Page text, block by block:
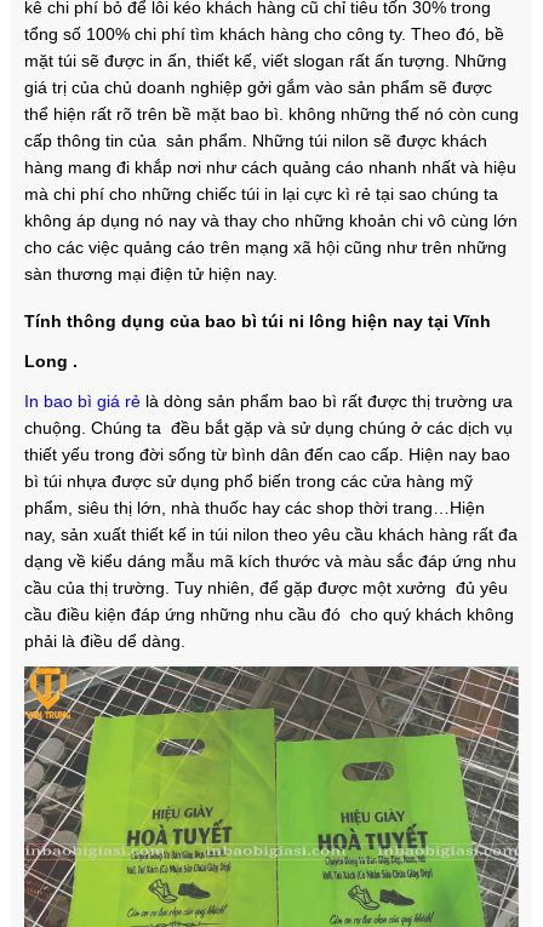
kê chi phí bỏ để lôi kéo khách hàng cũ chỉ tiêu tốn 30% trong
tổng số 100% chi phí tìm khách hàng cho công ty. Theo đó, bề
mặt túi sẽ được in ấn, thiết kế, viết slogan rất ấn tượng. Những
giá trị của chủ doanh nghiệp gởi gắm vào sản phẩm sẽ được
thể hiện rất rõ trên bề mặt bao bì. không những thế nó còn cung
cấp thông tin của sản phẩm. Những túi nilon sẽ được khách
hàng mang đi khắp nơi như cách quảng cáo nhanh nhất và hiệu
mà chi phí cho những chiếc túi in lại cực kì rẻ tại sao chúng ta
không áp dụng nó nay và thay cho những khoản chi vô cùng lớn
cho các việc quảng cáo trên mạng xã hội cũng như trên những
sàn thương mại điện tử hiện nay.
Tính thông dụng của bao bì túi ni lông hiện nay tại Vĩnh
Long .
In bao bì giá rẻ là dòng sản phẩm bao bì rất được thị trường ưa
chuộng. Chúng ta đều bắt gặp và sử dụng chúng ở các dịch vụ
thiết yếu trong đời sống từ bình dân đến cao cấp. Hiện nay bao
bì túi nhựa được sử dụng phổ biến trong các cửa hàng mỹ
phẩm, siêu thị lớn, nhà thuốc hay các shop thời trang…Hiện
nay, sản xuất thiết kế in túi nilon theo yêu cầu khách hàng rất đa
dạng về kiểu dáng mẫu mã kích thước và màu sắc đáp ứng nhu
cầu của thị trường. Tuy nhiên, để gặp được một xưởng đủ yêu
cầu điều kiện đáp ứng những nhu cầu đó cho quý khách không
phải là điều dể dàng.